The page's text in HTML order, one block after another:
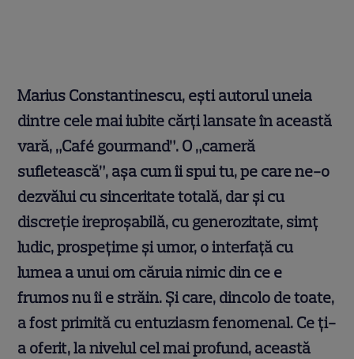
Marius Constantinescu, ești autorul uneia
dintre cele mai iubite cărți lansate în această
vară, „Café gourmand”. O „cameră
sufletească”, așa cum îi spui tu, pe care ne-o
dezvălui cu sinceritate totală, dar și cu
discreție ireproșabilă, cu generozitate, simț
ludic, prospețime și umor, o interfață cu
lumea a unui om căruia nimic din ce e
frumos nu îi e străin. Și care, dincolo de toate,
a fost primită cu entuziasm fenomenal. Ce ți-
a oferit, la nivelul cel mai profund, această